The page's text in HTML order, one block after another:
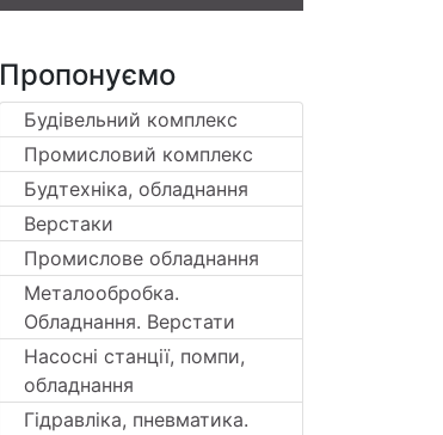
Пропонуємо
Будівельний комплекс
Промисловий комплекс
Будтехніка, обладнання
Верстаки
Промислове обладнання
Металообробка.
Обладнання. Верстати
Насосні станції, помпи,
обладнання
Гідравліка, пневматика.